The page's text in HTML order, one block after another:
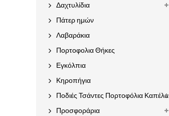
Δαχτυλίδια
Πάτερ ημών
Λαβαράκια
Πορτοφολια Θήκες
Εγκόλπια
Κηροπήγια
Ποδιές Τσάντες Πορτοφόλια Καπέλα
Προσφοράρια